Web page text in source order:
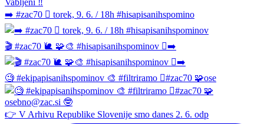
➡️ #zac70 🫆 torek, 9. 6. / 18h #hisapisanihspomino
🎬 #zac70 🐌 🧩🎨 #hisapisanihspominov 🫆➡️
🧐 #ekipapisanihspominov 🎨 #filtriramo 🫆#zac70 🧩ose
👉 V Arhivu Republike Slovenije smo danes 2. 6. odp